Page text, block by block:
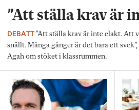
”Att ställa krav är
DEBATT”Att ställa krav är inte elakt. Att
snällt. Många gånger är det bara ett
Agah om stöket i klassrummen.